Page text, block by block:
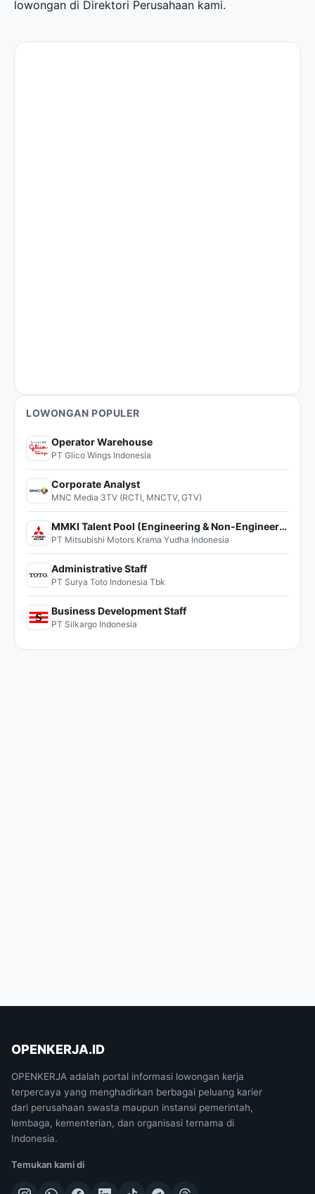
lowongan di Direktori Perusahaan kami.
LOWONGAN POPULER
Operator Warehouse
PT Glico Wings Indonesia
Corporate Analyst
MNC Media 3TV (RCTI, MNCTV, GTV)
MMKI Talent Pool (Engineering & Non-Engineering)
PT Mitsubishi Motors Krama Yudha Indonesia
Administrative Staff
PT Surya Toto Indonesia Tbk
Business Development Staff
PT Silkargo Indonesia
OPENKERJA.ID
OPENKERJA adalah portal informasi lowongan kerja
terpercaya yang menghadirkan berbagai peluang karier
dari perusahaan swasta maupun instansi pemerintah,
lembaga, kementerian, dan organisasi ternama di
Indonesia.
Temukan kami di